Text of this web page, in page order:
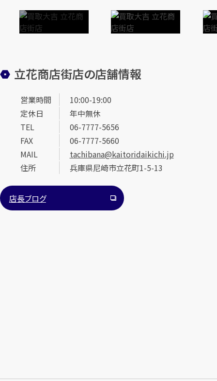
立花商店街店の店舗情報
営業時間
10:00-19:00
定休日
年中無休
TEL
06-7777-5656
FAX
06-7777-5660
MAIL
tachibana@kaitoridaikichi.jp
住所
兵庫県尼崎市立花町1-5-13
店長ブログ